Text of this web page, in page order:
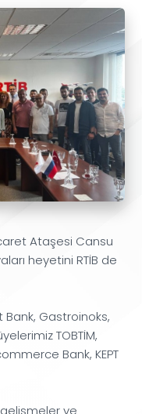
Ataşesi Cansu
heyetini RTİB de
Bank, Gastroinoks,
TOBTİM,
Bank, KEPT